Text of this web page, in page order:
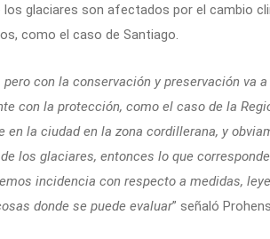
glaciares son afectados por el cambio
como el caso de Santiago.
con la conservación y preservación va
con la protección, como el caso de la
la ciudad en la zona cordillerana, y
los glaciares, entonces lo que
incidencia con respecto a medidas,
donde se puede evaluar” señaló